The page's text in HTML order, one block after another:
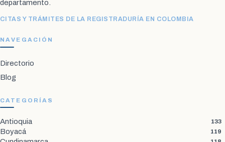
departamento.
CITAS Y TRÁMITES DE LA REGISTRADURÍA EN COLOMBIA
NAVEGACIÓN
Directorio
Blog
CATEGORÍAS
Antioquia 133
Boyacá 119